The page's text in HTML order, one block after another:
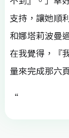
支持，讓她順
和娜塔莉波曼
在我覺得，『
量來完成那六
“